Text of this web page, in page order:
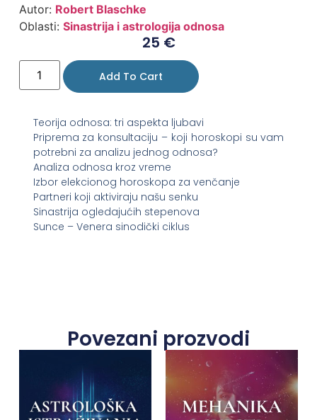
Autor: Robert Blaschke
Oblasti: Sinastrija i astrologija odnosa
25 €
Add To Cart
Teorija odnosa: tri aspekta ljubavi
Priprema za konsultaciju – koji horoskopi su vam
potrebni za analizu jednog odnosa?
Analiza odnosa kroz vreme
Izbor elekcionog horoskopa za venčanje
Partneri koji aktiviraju našu senku
Sinastrija ogledajućih stepenova
Sunce – Venera sinodički ciklus
Povezani prozvodi